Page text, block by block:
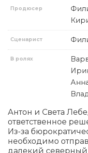
Продюсер
Сценарист
В ролях
Антон и Света
ответственное
Из-за
необходимо
далекий северный